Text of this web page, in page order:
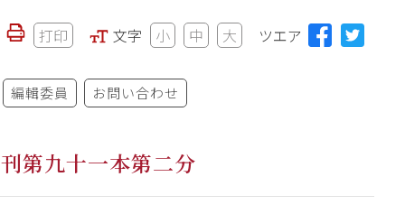
打印 文字 小 中 大 ツエア
編輯委員 お問い合わせ
第九十一本第二分